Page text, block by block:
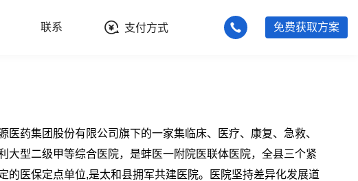
联系 支付方式 免费获取方案
医药集团股份有限公司旗下的一家集临床、医疗、康复、急救、
大型二级甲等综合医院，是蚌医一附院医联体医院，全县三个紧
的医保定点单位,是太和县拥军共建医院。医院坚持差异化发展道